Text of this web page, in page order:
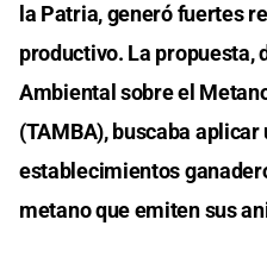
la Patria, generó fuertes
productivo. La propuesta,
Ambiental sobre el
(TAMBA), buscaba
establecimientos
metano que emiten sus